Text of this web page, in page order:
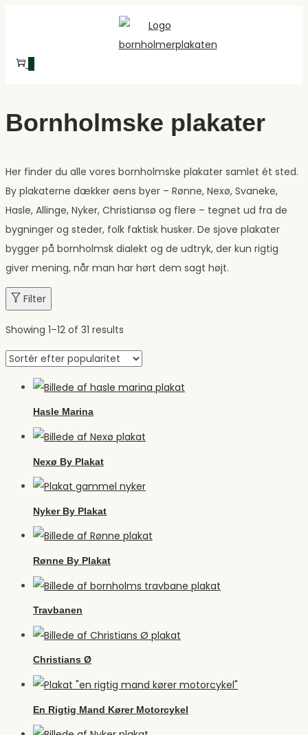
navigation
content
0
Bornholmske plakater
Her finder du alle vores bornholmske plakater samlet ét sted.
By plakaterne dækker øens byer – Rønne, Nexø, Svaneke,
Hasle, Allinge, Nyker, Christiansø og flere – tegnet ud fra de
bygninger og steder, folk faktisk husker. De sjove plakater
bygger på bornholmsk dialekt og de udtryk, der kun rigtig
giver mening, når man har hørt dem sagt højt.
Filter
Showing 1–12 of 31 results
Hasle Marina
Nexø By Plakat
Nyker By Plakat
Rønne By Plakat
Travbanen
Christians Ø
En Rigtig Mand Kører Motorcykel